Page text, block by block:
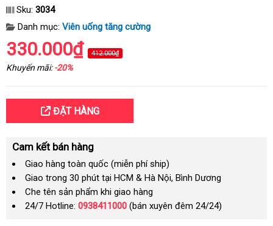
Sku: 3034
Danh mục: Viên uống tăng cường
330.000₫ 412.000₫
Khuyến mãi:-20%
ĐẶT HÀNG
Cam kết bán hàng
Giao hàng toàn quốc (miễn phí ship)
Giao trong 30 phút tại HCM & Hà Nội, Bình Dương
Che tên sản phẩm khi giao hàng
24/7 Hotline: 0938411000 (bán xuyên đêm 24/24)